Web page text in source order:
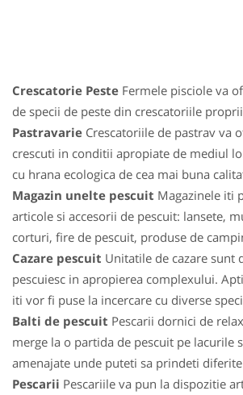
Crescatorie Peste Fermele pisciole va
de specii de peste din crescatoriile
Pastravarie Crescatoriile de pastrav va
crescuti in conditii apropiate de mediul
cu hrana ecologica de cea mai buna
Magazin unelte pescuit Magazinele iti
articole si accesorii de pescuit: lansete,
corturi, fire de pescuit, produse de
Cazare pescuit Unitatile de cazare sunt
pescuiesc in apropierea complexului.
iti vor fi puse la incercare cu diverse
Balti de pescuit Pescarii dornici de
merge la o partida de pescuit pe lacurile
amenajate unde puteti sa prindeti
Pescarii Pescariile va pun la dispozitie